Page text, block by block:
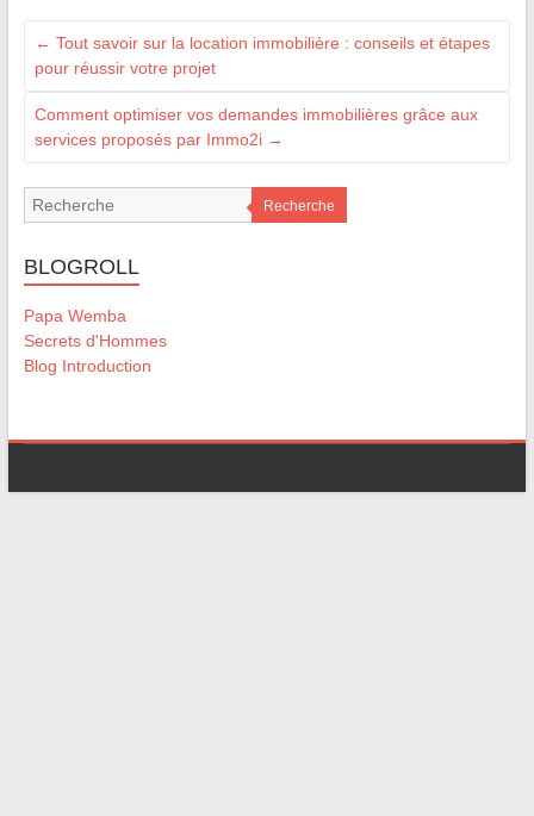
← Tout savoir sur la location immobilière : conseils et étapes
pour réussir votre projet
Comment optimiser vos demandes immobilières grâce aux
services proposés par Immo2i →
Recherche
BLOGROLL
Papa Wemba
Secrets d'Hommes
Blog Introduction